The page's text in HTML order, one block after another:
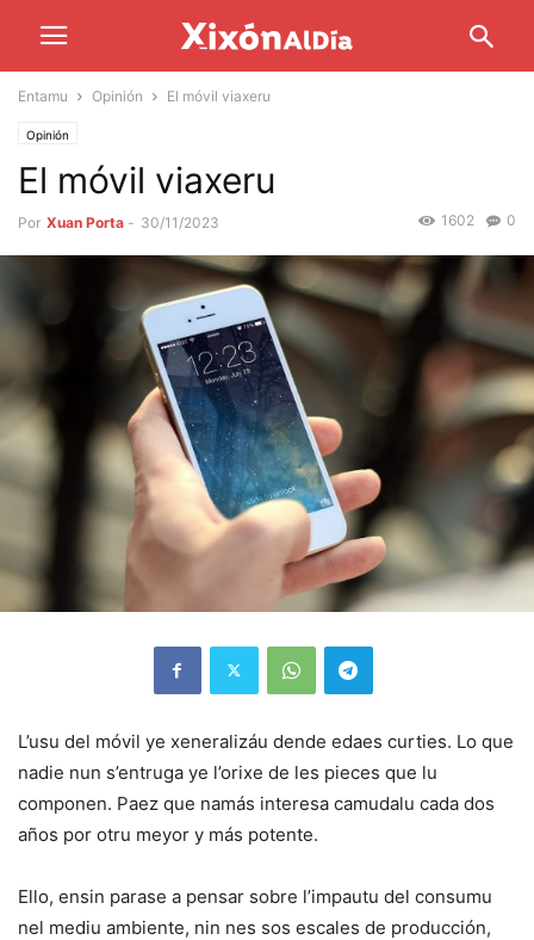
Entamu Opinión El móvil viaxeru
Opinión
El móvil viaxeru
Por Xuan Porta - 30/11/2023 0
1602
L’usu del móvil ye xeneralizáu dende edaes curties. Lo que
nadie nun s’entruga ye l’orixe de les pieces que lu
componen. Paez que namás interesa camudalu cada dos
años por otru meyor y más potente.
Ello, ensin parase a pensar sobre l’impautu del consumu
nel mediu ambiente, nin nes sos escales de producción,